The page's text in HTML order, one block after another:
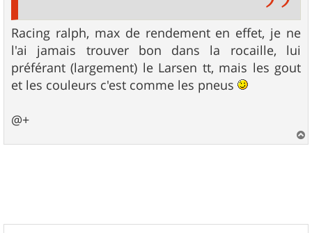
Racing ralph, max de rendement en effet, je ne
l'ai jamais trouver bon dans la rocaille, lui
préférant (largement) le Larsen tt, mais les gout
et les couleurs c'est comme les pneus
@+
a